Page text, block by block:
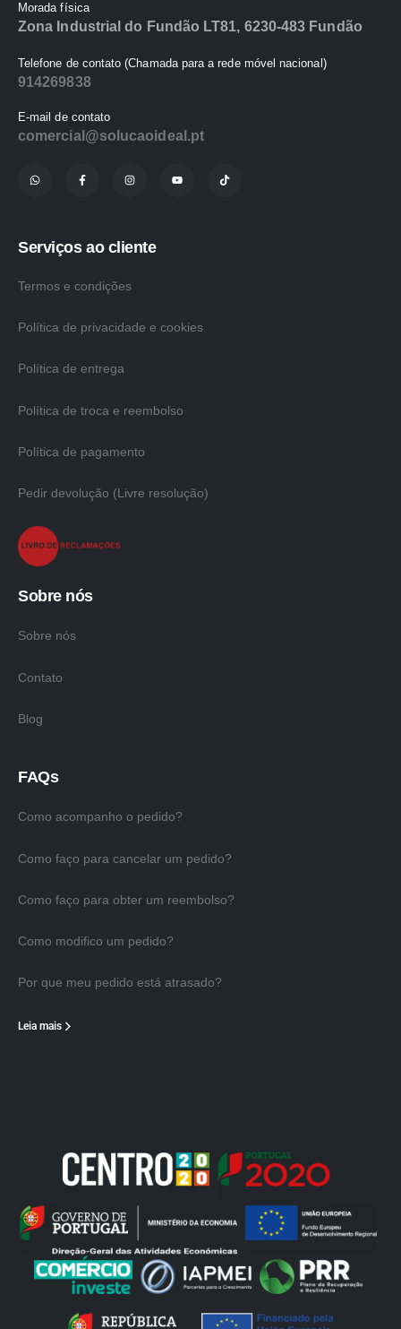
Morada física
Zona Industrial do Fundão LT81, 6230-483 Fundão
Telefone de contato (Chamada para a rede móvel nacional)
914269838
E-mail de contato
comercial@solucaoideal.pt
Serviços ao cliente
Termos e condições
Política de privacidade e cookies
Política de entrega
Política de troca e reembolso
Política de pagamento
Pedir devolução (Livre resolução)
Sobre nós
Sobre nós
Contato
Blog
FAQs
Como acompanho o pedido?
Como faço para cancelar um pedido?
Como faço para obter um reembolso?
Como modifico um pedido?
Por que meu pedido está atrasado?
Leia mais